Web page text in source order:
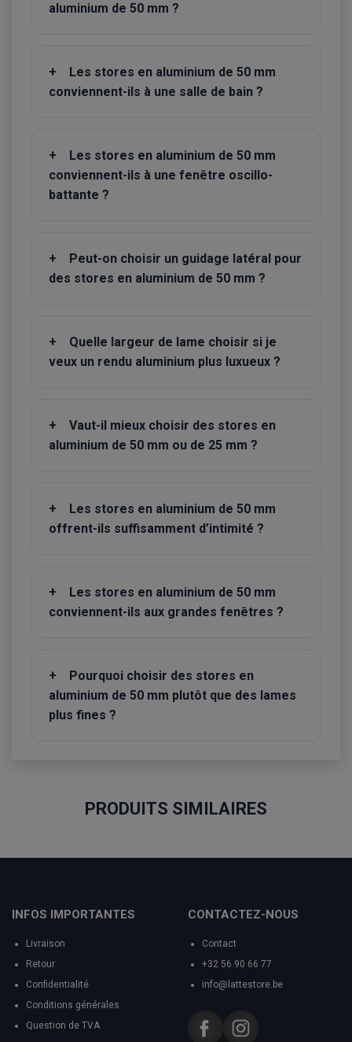
aluminium de 50 mm ?
+
Les stores en aluminium de 50 mm
conviennent-ils à une salle de bain ?
+
Les stores en aluminium de 50 mm
conviennent-ils à une fenêtre oscillo-
battante ?
+
Peut-on choisir un guidage latéral pour
des stores en aluminium de 50 mm ?
+
Quelle largeur de lame choisir si je
veux un rendu aluminium plus luxueux ?
+
Vaut-il mieux choisir des stores en
aluminium de 50 mm ou de 25 mm ?
+
Les stores en aluminium de 50 mm
offrent-ils suffisamment d’intimité ?
+
Les stores en aluminium de 50 mm
conviennent-ils aux grandes fenêtres ?
+
Pourquoi choisir des stores en
aluminium de 50 mm plutôt que des lames
plus fines ?
PRODUITS SIMILAIRES
INFOS IMPORTANTES
Livraison
Retour
Confidentialité
Conditions générales
Question de TVA
CONTACTEZ-NOUS
Contact
+32 56 90 66 77
info@lattestore.be